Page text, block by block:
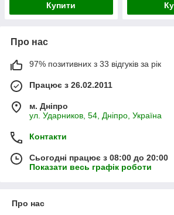
Купити
Про нас
97% позитивних з 33 відгуків за рік
Працює з 26.02.2011
м. Дніпро
ул. Ударников, 54, Дніпро, Україна
Контакти
Сьогодні працює з 08:00 до 20:00
Показати весь графік роботи
Про нас